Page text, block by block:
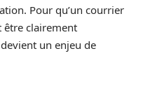
Pour qu’un courrier
être clairement
un enjeu de